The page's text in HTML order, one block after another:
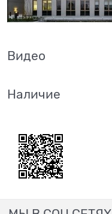
Видео
Наличие